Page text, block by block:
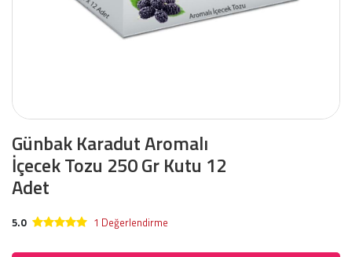
Günbak Karadut Aromalı
İçecek Tozu 250 Gr Kutu 12
Adet
5.0 1 Değerlendirme